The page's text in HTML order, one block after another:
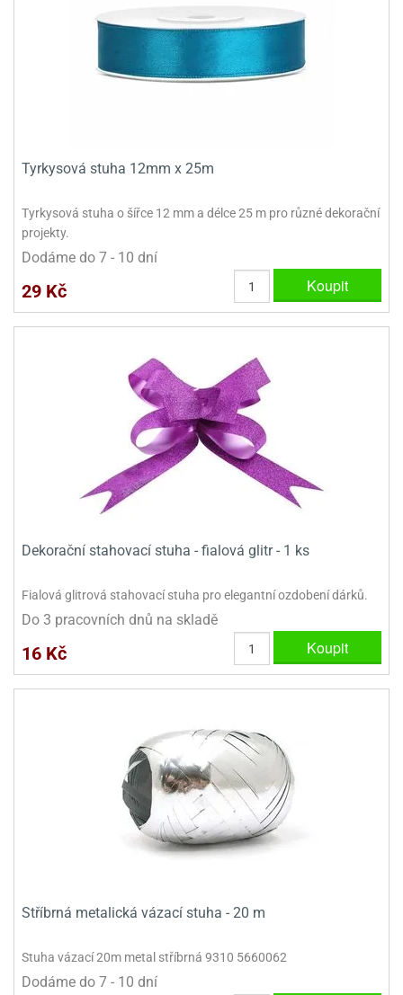
Tyrkysová stuha 12mm x 25m
Tyrkysová stuha o šířce 12 mm a délce 25 m pro různé dekorační
projekty.
Dodáme do 7 - 10 dní
29 Kč Koupit
Dekorační stahovací stuha - fialová glitr - 1 ks
Fialová glitrová stahovací stuha pro elegantní ozdobení dárků.
Do 3 pracovních dnů na skladě
16 Kč Koupit
Stříbrná metalická vázací stuha - 20 m
Stuha vázací 20m metal stříbrná 9310 5660062
Dodáme do 7 - 10 dní